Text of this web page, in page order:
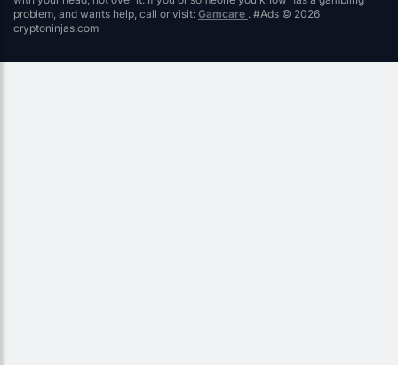
problem, and wants help, call or visit: Gamcare . #Ads © 2026
cryptoninjas.com